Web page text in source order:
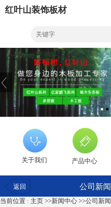
红叶山装饰板材
关于我们 产品中心
返回 公司新闻
当前位置 : 主页 >>新闻中心 >>公司新闻